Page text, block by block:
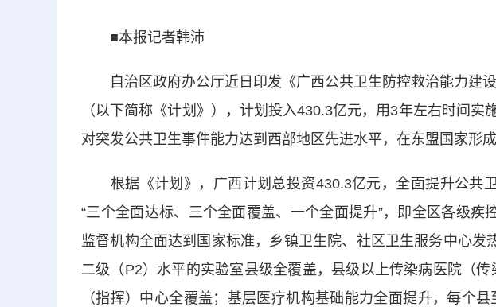
■本报记者韩沛
自治区政府办公厅近日印发《广西公共卫生防控救治能力建
（以下简称《计划》），计划投入430.3亿元，用3年左右时间实
对突发公共卫生事件能力达到西部地区先进水平，在东盟国家形成
根据《计划》，广西计划总投资430.3亿元，全面提升公共
“三个全面达标、三个全面覆盖、一个全面提升”，即全区各级疾
监督机构全面达到国家标准，乡镇卫生院、社区卫生服务中心发
二级（P2）水平的实验室县级全覆盖，县级以上传染病医院（
（指挥）中心全覆盖；基层医疗机构基础能力全面提升，每个